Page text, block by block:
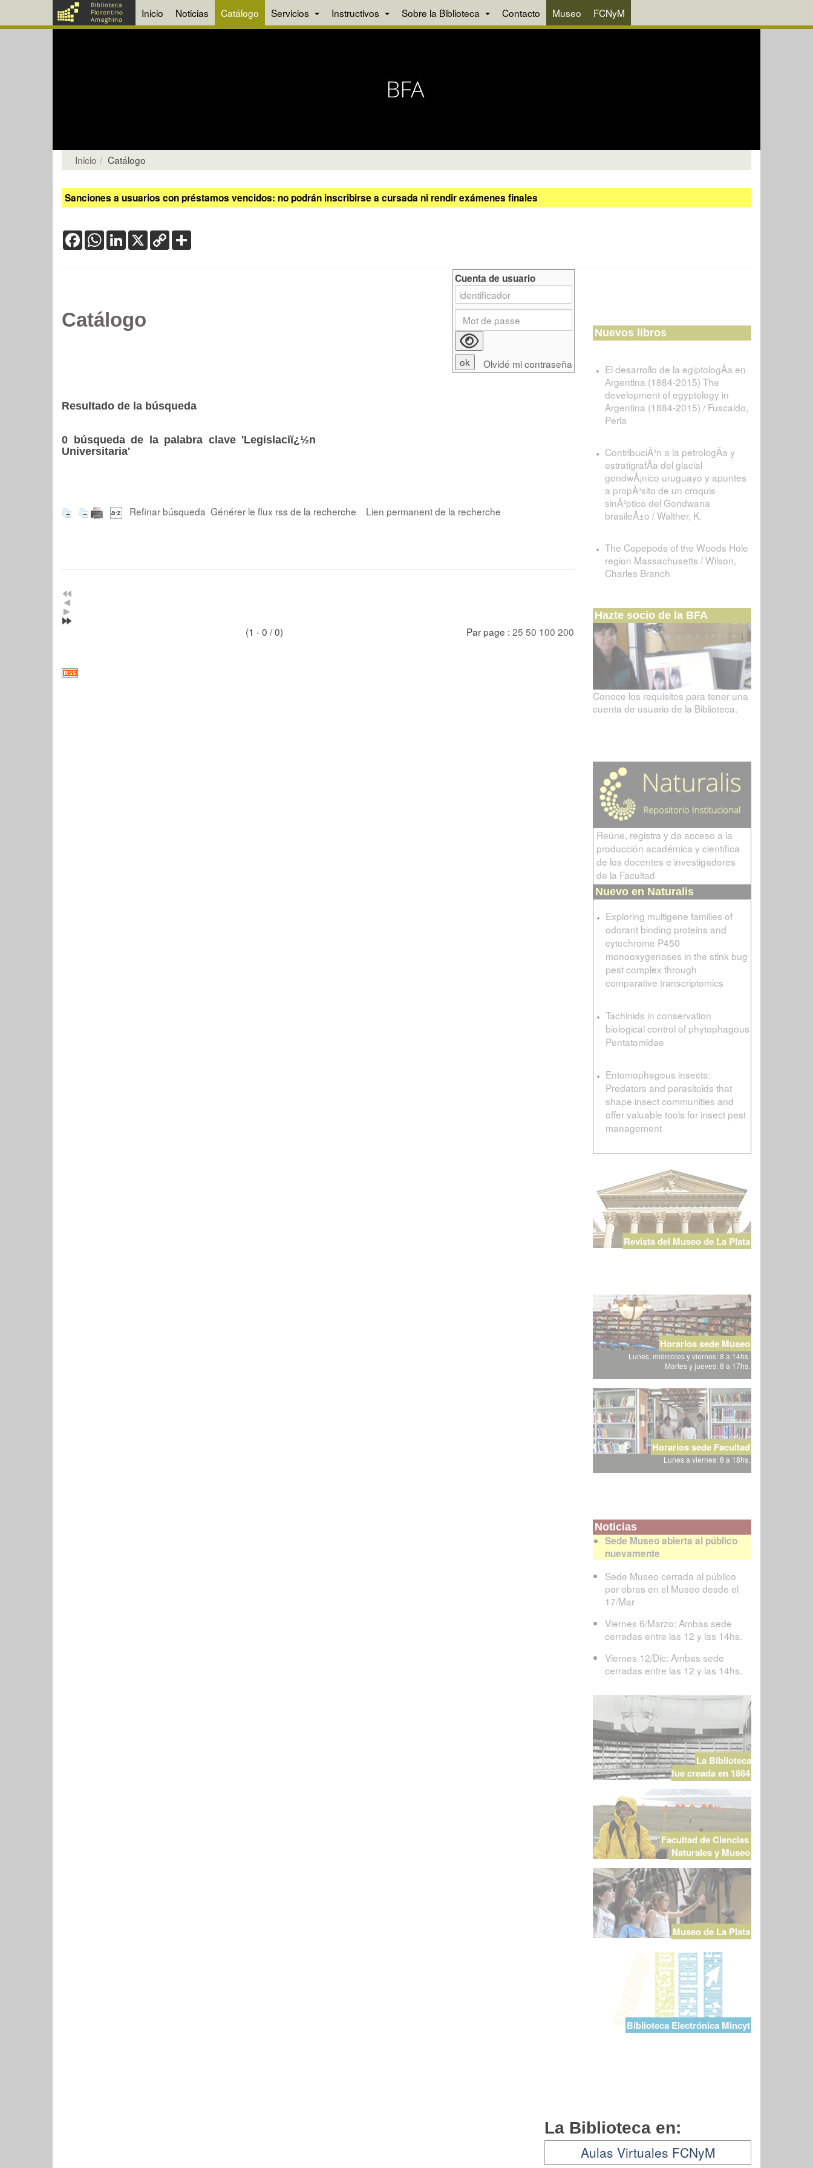
Inicio Noticias Catálogo Servicios Instructivos Sobre la Biblioteca Contacto Museo FCNyM
Inicio Catálogo
Sanciones a usuarios con préstamos vencidos: no podrán inscribirse a cursada ni rendir exámenes finales
FacebookWhatsApp
LinkedIn
X Copy
Link
Catálogo
Resultado de la búsqueda
0 búsqueda de la palabra clave 'Legislaciï¿½n
Universitaria'
Refinar búsqueda Générer le flux rss de la recherche Lien permanent de la recherche
(1 - 0 / 0) Par page : 25 50 100 200
Cuenta de usuario
Olvidé mi contraseña
Nuevos libros
El desarrollo de la egiptologÃ­a en
Argentina (1884-2015) The
development of egyptology in
Argentina (1884-2015) / Fuscaldo,
Perla
ContribuciÃ³n a la petrologÃ­a y
estratigrafÃ­a del glacial
gondwÃ¡nico uruguayo y apuntes
a propÃ³sito de un croquis
sinÃ³ptico del Gondwana
brasileÃ±o / Walther, K.
The Copepods of the Woods Hole
region Massachusetts / Wilson,
Charles Branch
Hazte socio de la BFA
Conoce los requisitos para tener una
cuenta de usuario de la Biblioteca.
Reúne, registra y da acceso a la
producción académica y científica
de los docentes e investigadores
de la Facultad
Nuevo en Naturalis
Exploring multigene families of
odorant binding proteins and
cytochrome P450
monooxygenases in the stink bug
pest complex through
comparative transcriptomics
Tachinids in conservation
biological control of phytophagous
Pentatomidae
Entomophagous insects:
Predators and parasitoids that
shape insect communities and
offer valuable tools for insect pest
management
Revista del Museo de La Plata
Horarios sede Museo
Lunes, miércoles y viernes: 8 a 14hs.
Martes y jueves: 8 a 17hs.
Horarios sede Facultad
Lunes a viernes: 8 a 18hs.
Noticias
Sede Museo abierta al público
nuevamente
Sede Museo cerrada al público
por obras en el Museo desde el
17/Mar
Viernes 6/Marzo: Ambas sede
cerradas entre las 12 y las 14hs.
Viernes 12/Dic: Ambas sede
cerradas entre las 12 y las 14hs.
La Biblioteca
fue creada en 1884
Facultad de Ciencias
Naturales y Museo
Museo de La Plata
Biblioteca Electrónica Mincyt
La Biblioteca en:
Aulas Virtuales FCNyM